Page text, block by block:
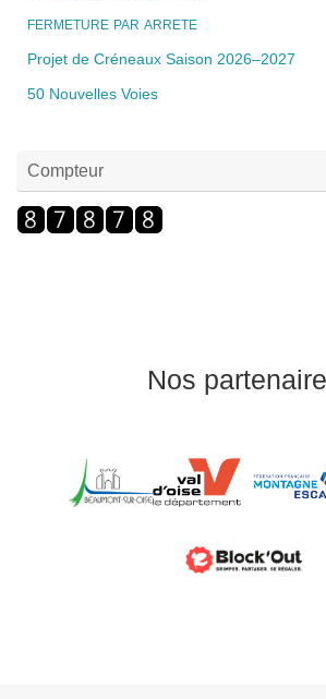
FERMETURE PAR ARRETE
Projet de Créneaux Saison 2026–2027
50 Nouvelles Voies
Compteur
Nos